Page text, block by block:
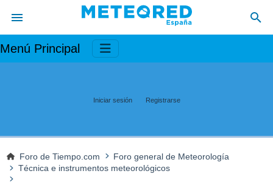
Menú Principal
Iniciar sesión Registrarse
Foro de Tiempo.com
Foro general de Meteorología
Técnica e instrumentos meteorológicos